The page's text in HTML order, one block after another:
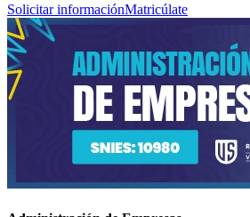
Solicitar informaciónMatricúlate